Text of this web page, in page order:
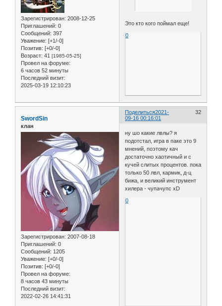
Зарегистрирован: 2008-12-25
Приглашений: 0
Сообщений: 397
Уважение: [+1/-0]
Позитив: [+0/-0]
Возраст: 41 [1985-05-25]
Провел на форуме:
6 часов 52 минуты
Последний визит:
2025-03-19 12:10:23
Это кто кого поймал еще!
0
Поделиться 32
2021-
09-16 00:16:01
SwordSin
клан
Зарегистрирован: 2007-08-18
Приглашений: 0
Сообщений: 1205
Уважение: [+0/-0]
Позитив: [+0/-0]
Провел на форуме:
8 часов 43 минуты
Последний визит:
2022-02-26 14:41:31
ну шо какие лвлы? я
подотстал, игра в паке это 9
мнений, поэтому кач
достаточно хаотичный и с
кучей слитых процентов. пока
только 50 лвл, кармик, д-ц
бижа, и великий инструмент
хилера - чупачупс xD
0